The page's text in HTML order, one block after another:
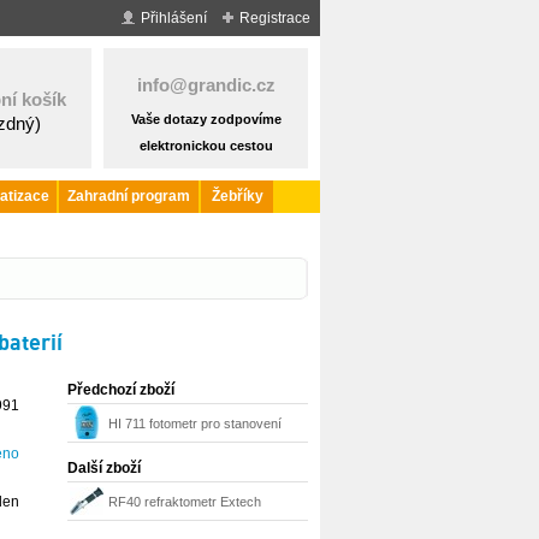
Registrace
Přihlášení
košík
info@grandic.cz
Vaše dotazy zodpovíme
elektronickou cestou
Zahradní program Žebříky
Předchozí zboží
HI 711 fotometr pro stanovení
celkového chlóru Hanna
Instruments
Další zboží
RF40 refraktometr Extech